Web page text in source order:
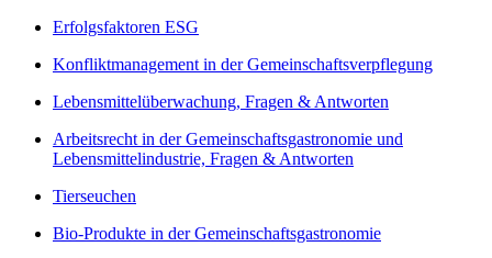
Erfolgsfaktoren ESG
Konfliktmanagement in der Gemeinschaftsverpflegung
Lebensmittelüberwachung, Fragen & Antworten
Arbeitsrecht in der Gemeinschaftsgastronomie und
Lebensmittelindustrie, Fragen & Antworten
Tierseuchen
Bio-Produkte in der Gemeinschaftsgastronomie